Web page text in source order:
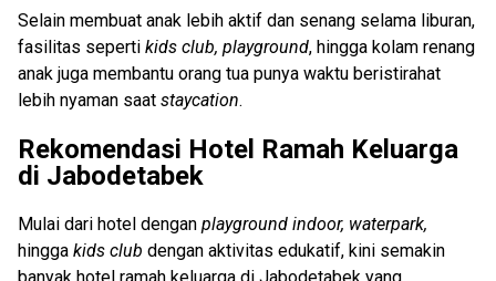
Selain membuat anak lebih aktif dan senang selama liburan,
fasilitas seperti kids club, playground, hingga kolam renang
anak juga membantu orang tua punya waktu beristirahat
lebih nyaman saat staycation.
Rekomendasi Hotel Ramah Keluarga
di Jabodetabek
Mulai dari hotel dengan playground indoor, waterpark,
hingga kids club dengan aktivitas edukatif, kini semakin